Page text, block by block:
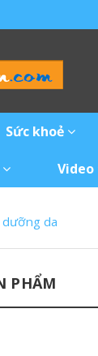
Sức khoẻ
Video
dưỡng da
PHẨM